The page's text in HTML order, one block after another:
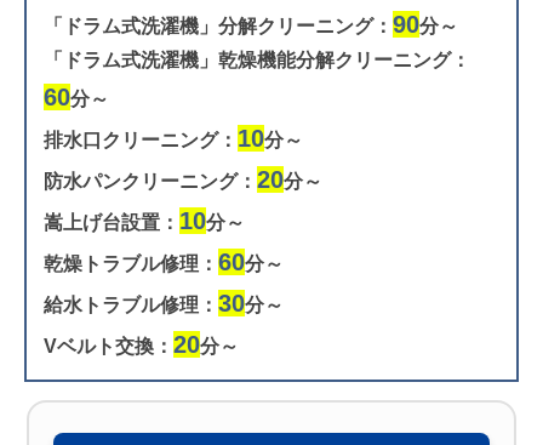
「ドラム式洗濯機」分解クリーニング： 90分～
「ドラム式洗濯機」乾燥機能分解クリーニング：
60分～
排水口クリーニング： 10分～
防水パンクリーニング： 20分～
嵩上げ台設置： 10分～
乾燥トラブル修理： 60分～
給水トラブル修理： 30分～
Vベルト交換： 20分～